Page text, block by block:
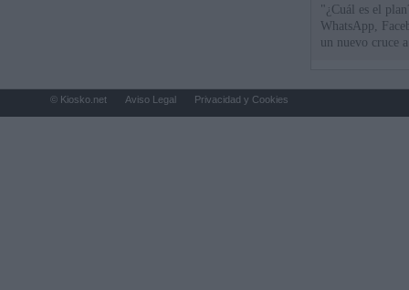
"¿Cuál es el
WhatsApp,
un nuevo cruce
© Kiosko.net Aviso Legal Privacidad y Cookies